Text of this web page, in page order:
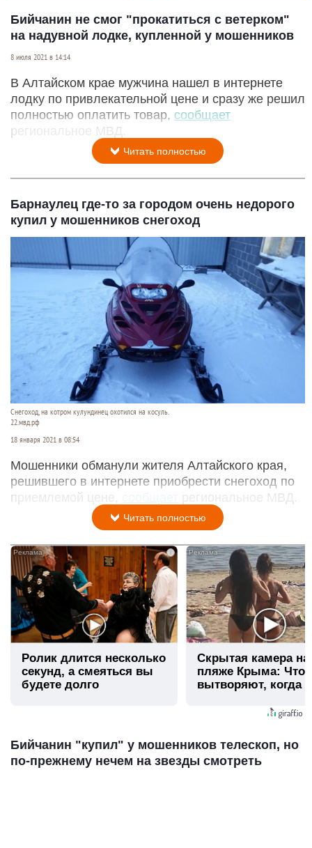
Бийчанин не смог "прокатиться с ветерком"
на надувной лодке, купленной у мошенников
8 июля 2021 в 14:14
В Алтайском крае мужчина нашел в интернете
лодку по привлекательной цене и сразу же решил
полностью оплатить товар, сообщает
региональное МВД.
Читать полностью
Барнаулец где-то за городом очень недорого
купил у мошенников снегоход
Снегоход, на котром кулундинец охотился на косуль.
22.мвд.рф
18 января 2021 в 08:54
Мошенники обманули жителя Алтайского края,
решившего в интернете приобрести снегоход по
приемлемой цене,
сообщает региональное МВД.
Читать полностью
Ролик длится несколько
секунд, а смеяться вы
будете долго
Скрытая камера на
пляже Крыма: Что
вытворяют, когда
Бийчанин "купил" у мошенников телескоп, но
по-прежнему нечем на звезды смотреть